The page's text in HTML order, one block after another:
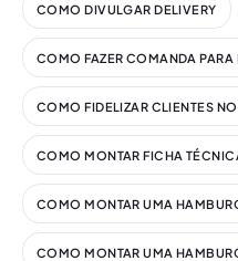
COMO DIVULGAR DELIVERY
COMO FAZER COMANDA PARA
COMO FIDELIZAR CLIENTES
COMO MONTAR FICHA
COMO MONTAR UMA
COMO MONTAR UMA